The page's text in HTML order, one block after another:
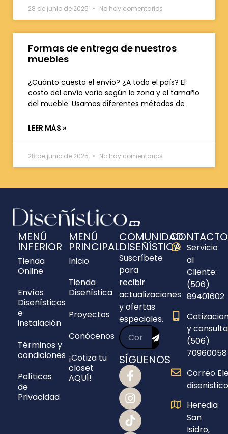
28 de junio de 2025 No hay comentarios
Formas de entrega de nuestros
muebles
¿Cuánto cuesta el envío? ¿A todo el país? El
costo del envío varía según la zona y el tamaño
del mueble. Usamos diferentes métodos de
LEER MÁS »
28 de junio de 2025 No hay comentarios
MENÚ
INFERIOR
Tienda
Online
Envíos
Diseñísticos
e
instalación
Términos y
condiciones
Políticas
de
Privacidad
MENÚ
PRINCIPAL
Inicio
Tienda
Diseñística
Proyectos
Conócenos
¡Cotiza tu
closet
AQUÍ!
COMUNIDAD
DISEÑÍSTICA
Suscríbete
para
recibir
actualizaciones
y ofertas
especiales.
SÍGUENOS
CONTACTO
Servicio
al
Cliente:
(506)
89401602
y
(506)
70960058
Correo
Heredia
San
Isidro,